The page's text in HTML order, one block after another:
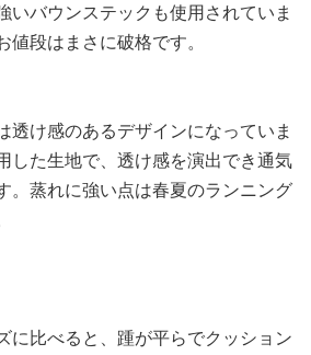
いバウンステックも使用されていま
段はまさに破格です。
透け感のあるデザインになっていま
した生地で、透け感を演出でき通気
。蒸れに強い点は春夏のランニング
に比べると、踵が平らでクッション